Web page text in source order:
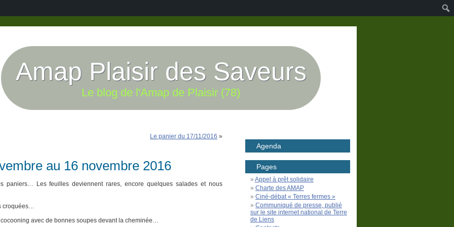
Amap Plaisir des Saveurs
Le blog de l'Amap de Plaisir (78)
Le panier du 17/11/2016 »
au 16 novembre 2016
paniers… Les feuilles deviennent rares, encore quelques salades et nous
croquées…
avec de bonnes soupes devant la cheminée…
Agenda
Pages
Appel à prêt solidaire
Charte des AMAP
Ciné-débat « Terres fermes »
Communiqué de presse, publié
sur le site internet national de Terre
de Liens